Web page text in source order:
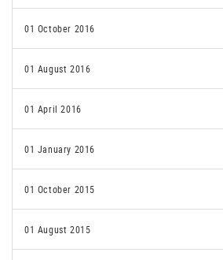
01 October 2016
01 August 2016
01 April 2016
01 January 2016
01 October 2015
01 August 2015